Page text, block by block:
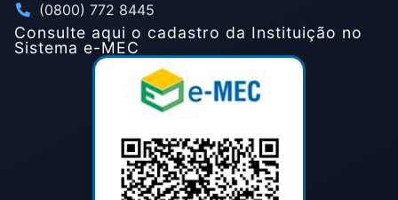
(0800) 772 8445
Consulte aqui o cadastro da Instituição no
Sistema e-MEC